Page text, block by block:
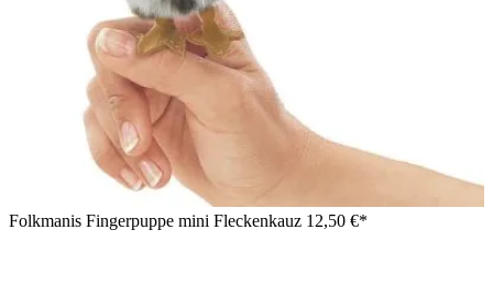
Folkmanis Fingerpuppe mini Fleckenkauz 12,50 €*